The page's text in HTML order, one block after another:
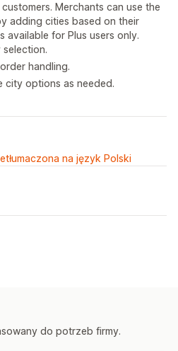
Merchants can use the
adding cities based on their
available for Plus users only.
handling.
city options as needed.
na język Polski
do potrzeb firmy.